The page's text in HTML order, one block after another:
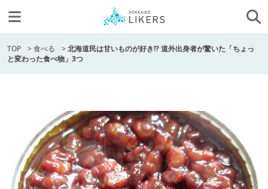
TOP >食べる >北海道民は甘いものが好き!? 道外出身者が驚いた「ちょっ
と変わった食べ物」3つ